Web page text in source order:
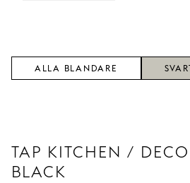
ALLA BLANDARE
TAP KITCHEN /
BLACK